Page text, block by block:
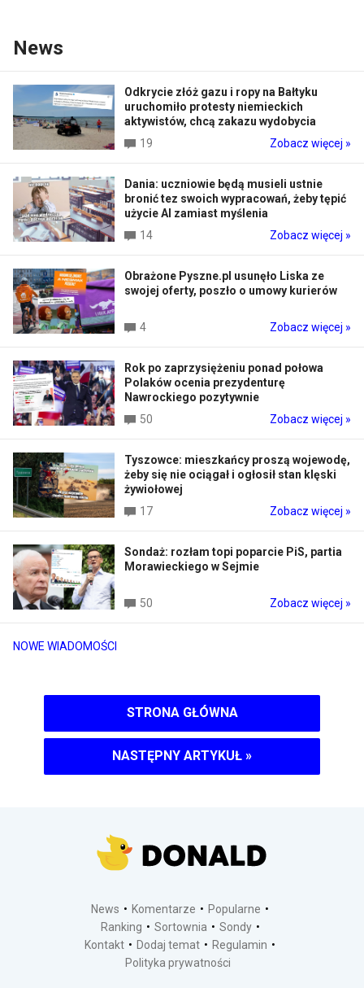
News
NOWE WIADOMOŚCI
Odkrycie złóż gazu i ropy na Bałtyku
uruchomiło protesty niemieckich
aktywistów, chcą zakazu wydobycia
19
Zobacz więcej »
Dania: uczniowie będą musieli ustnie
bronić tez swoich wypracowań, żeby tępić
użycie AI zamiast myślenia
14
Zobacz więcej »
Obrażone Pyszne.pl usunęło Liska ze
swojej oferty, poszło o umowy kurierów
4 Zobacz więcej »
Rok po zaprzysiężeniu ponad połowa
Polaków ocenia prezydenturę
Nawrockiego pozytywnie
50
Zobacz więcej »
Tyszowce: mieszkańcy proszą wojewodę,
żeby się nie ociągał i ogłosił stan klęski
żywiołowej
17
Zobacz więcej »
Sondaż: rozłam topi poparcie PiS, partia
Morawieckiego w Sejmie
50 Zobacz więcej »
STRONA GŁÓWNA
NASTĘPNY ARTYKUŁ »
News Komentarze
Popularne
Ranking
Sortownia
Sondy
Kontakt
Dodaj temat
Regulamin
Polityka prywatności